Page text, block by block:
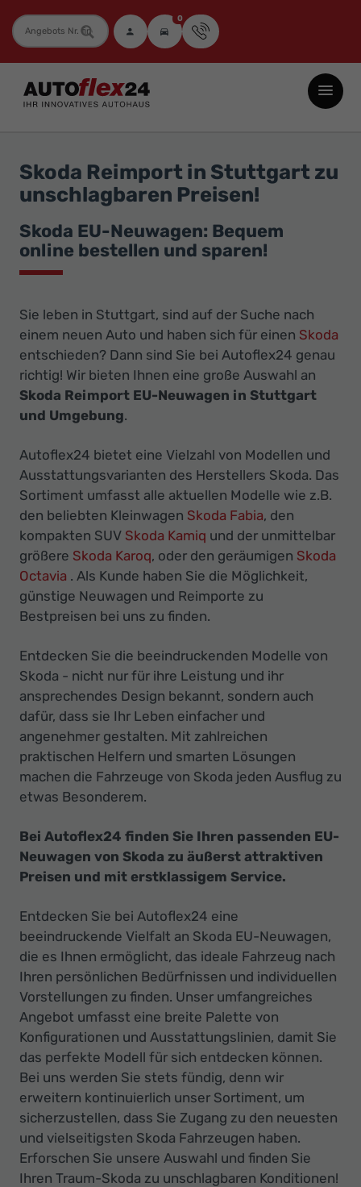
Fahrzeugnummer 0
Autoflex24
GmbH
Neuwagen
Jahreswagen
und
Gebrauchtwagen
zu
Preisen
-
Innovatives
Autohaus
Skoda Reimport in Stuttgart zu
unschlagbaren Preisen!
Skoda EU-Neuwagen: Bequem
online bestellen und sparen!
Sie leben in Stuttgart, sind auf der Suche nach
einem neuen Auto und haben sich für einen Skoda
entschieden? Dann sind Sie bei Autoflex24 genau
richtig! Wir bieten Ihnen eine große Auswahl an
Skoda Reimport EU-Neuwagen in Stuttgart
und Umgebung.
Autoflex24 bietet eine Vielzahl von Modellen und
Ausstattungsvarianten des Herstellers Skoda. Das
Sortiment umfasst alle aktuellen Modelle wie z.B.
den beliebten Kleinwagen Skoda Fabia, den
kompakten SUV Skoda Kamiq und der unmittelbar
größere Skoda Karoq, oder den geräumigen Skoda
Octavia . Als Kunde haben Sie die Möglichkeit,
günstige Neuwagen und Reimporte zu
Bestpreisen bei uns zu finden.
Entdecken Sie die beeindruckenden Modelle von
Skoda - nicht nur für ihre Leistung und ihr
ansprechendes Design bekannt, sondern auch
dafür, dass sie Ihr Leben einfacher und
angenehmer gestalten. Mit zahlreichen
praktischen Helfern und smarten Lösungen
machen die Fahrzeuge von Skoda jeden Ausflug zu
etwas Besonderem.
Bei Autoflex24 finden Sie Ihren passenden EU-
Neuwagen von Skoda zu äußerst attraktiven
Preisen und mit erstklassigem Service.
Entdecken Sie bei Autoflex24 eine
beeindruckende Vielfalt an Skoda EU-Neuwagen,
die es Ihnen ermöglicht, das ideale Fahrzeug nach
Ihren persönlichen Bedürfnissen und individuellen
Vorstellungen zu finden. Unser umfangreiches
Angebot umfasst eine breite Palette von
Konfigurationen und Ausstattungslinien, damit Sie
das perfekte Modell für sich entdecken können.
Bei uns werden Sie stets fündig, denn wir
erweitern kontinuierlich unser Sortiment, um
sicherzustellen, dass Sie Zugang zu den neuesten
und vielseitigsten Skoda Fahrzeugen haben.
Erforschen Sie unsere Auswahl und finden Sie
Ihren Traum-Skoda zu unschlagbaren Konditionen!